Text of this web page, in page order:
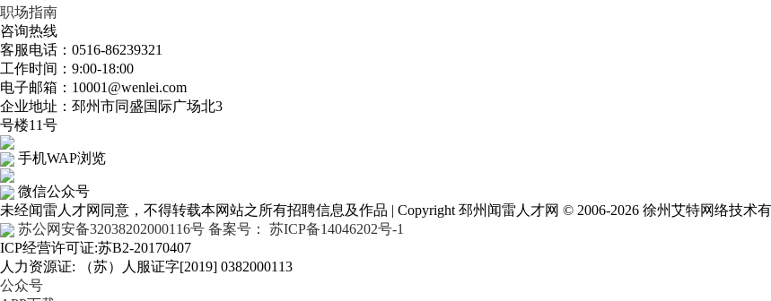
职场指南
咨询热线
客服电话：0516-86239321
工作时间：9:00-18:00
电子邮箱：10001@wenlei.com
企业地址：邳州市同盛国际广场北3
号楼11号
手机WAP浏览
微信公众号
未经闻雷人才网同意，不得转载本网站之所有招聘信息及作品 | Copyright 邳州闻雷人才网 © 2006-2026 徐州艾特网络技术
苏公网安备32038202000116号 备案号： 苏ICP备14046202号-1
ICP经营许可证:苏B2-20170407
人力资源证: （苏）人服证字[2019] 0382000113
公众号